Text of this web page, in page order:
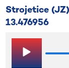
Strojetice
13.476956